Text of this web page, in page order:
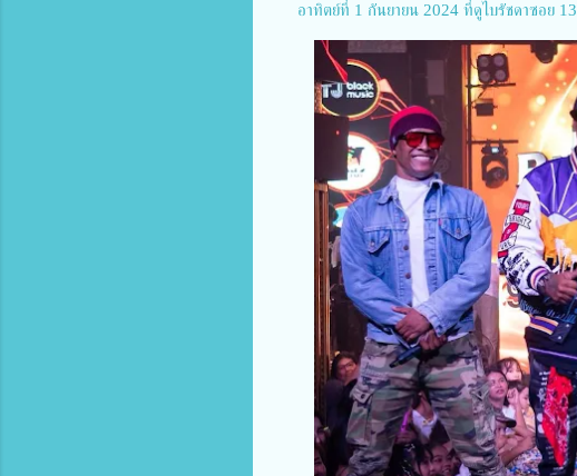
อาทิตย์ที่ 1 กันยายน 2024 ที่ดูไบรัชดาซอย 13